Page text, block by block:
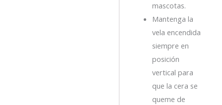
mascotas.
Mantenga la
vela encendida
siempre en
posición
vertical para
que la cera se
queme de